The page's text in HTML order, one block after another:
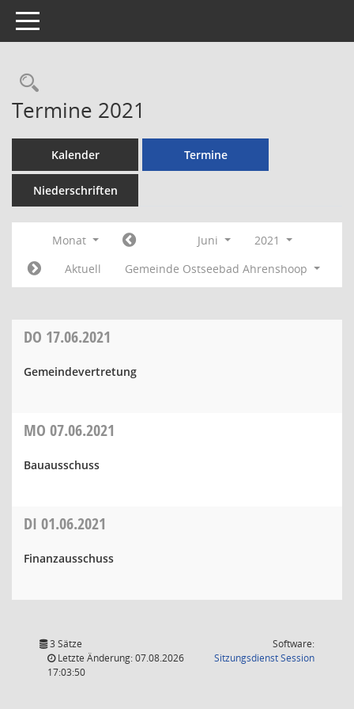
Toggle navigation
Rechercheauswahl
Termine 2021
Kalender Termine
Niederschriften
Monat Juni
2021
Aktuell
Gemeinde Ostseebad Ahrenshoop
DO 17.06.2021
Gemeindevertretung
MO 07.06.2021
Bauausschuss
DI 01.06.2021
Finanzausschuss
3 Sätze
Letzte Änderung: 07.08.2026
17:03:50
Software:
SitzungsdienstSession(Wird in